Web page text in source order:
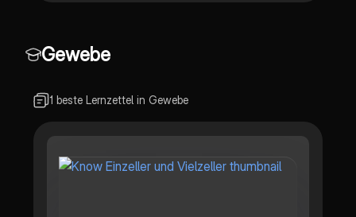
Gewebe
1 beste Lernzettel in Gewebe